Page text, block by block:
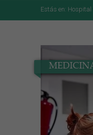
Estás en: Hospital